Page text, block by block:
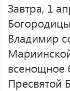
Завтра, 1
Владимир
всенощное
Пресвятой